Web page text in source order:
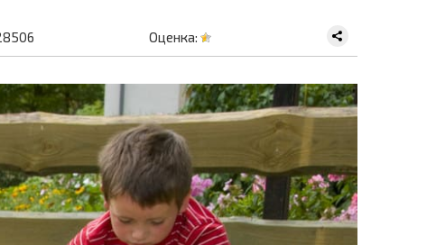
Оценка: